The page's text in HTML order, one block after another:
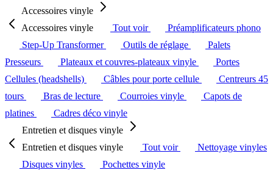
Accessoires vinyle
Accessoires vinyle
Tout voir
Préamplificateurs phono
Step-Up Transformer
Outils de réglage
Palets
Presseurs
Plateaux et couvres-plateaux vinyle
Portes
Cellules (headshells)
Câbles pour porte cellule
Centreurs 45
tours
Bras de lecture Courroies vinyle
Capots de
platines
Cadres déco vinyle
Entretien et disques vinyle
Entretien et disques vinyle
Tout voir
Nettoyage vinyles
Disques vinyles
Pochettes vinyle